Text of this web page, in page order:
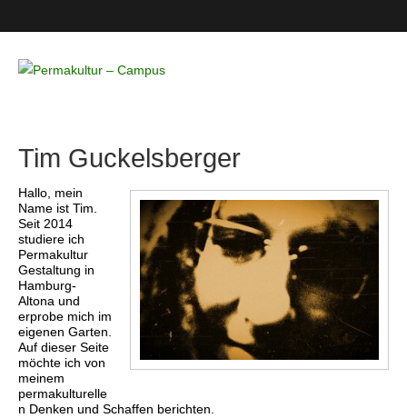
– Campus
Tim Guckelsberger
Hallo, mein
Name ist Tim.
Seit 2014
studiere ich
Permakultur
Gestaltung in
Hamburg-
Altona und
erprobe mich im
eigenen Garten.
Auf dieser Seite
möchte ich von
meinem
permakulturelle
n Denken und Schaffen berichten.